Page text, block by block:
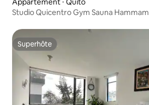
Studio Quicentro Gym Sauna Hammam
Superhôte
Superhôte